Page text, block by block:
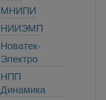
МНИПИ
НИИЭМП
Новатек-
Электро
НПП
Динамика